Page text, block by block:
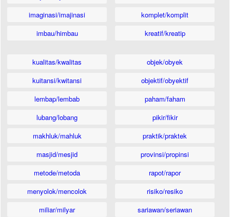
imaginasi/imajinasi
imbau/himbau
komplet/komplit
kreatif/kreatip
kualitas/kwalitas
kuitansi/kwitansi
lembap/lembab
lubang/lobang
makhluk/mahluk
masjid/mesjid
metode/metoda
menyolok/mencolok
miliar/milyar
objek/obyek
objektif/obyektif
paham/faham
pikir/fikir
praktik/praktek
provinsi/propinsi
rapot/rapor
risiko/resiko
sariawan/seriawan